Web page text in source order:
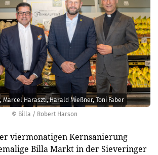
© Billa / Robert Harson
Peter Hanke, Marcel Haraszti, Harald Mießner, Toni Faber
viermonatigen Kernsanierung
Billa Markt in der Sieveringer